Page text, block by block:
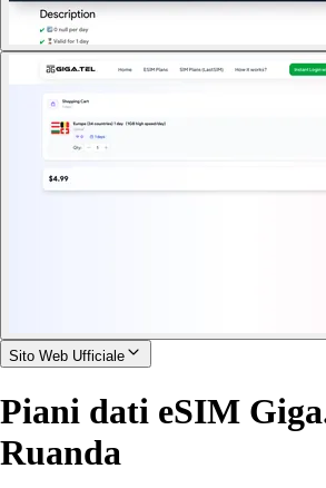
Sito Web Ufficiale
Piani dati eSIM
Ruanda